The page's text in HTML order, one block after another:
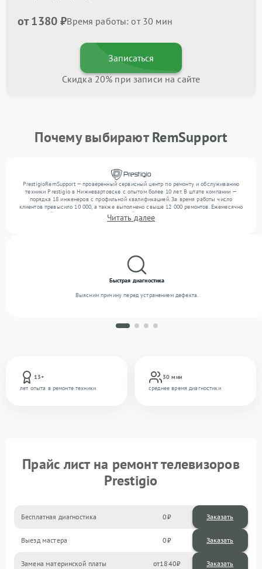
от 1380 ₽Время работы: от 30 мин
Записаться
Скидка 20% при записи на сайте
Почему выбираютRemSupport
PrestigioRemSupport — проверенный сервисный центр по ремонту и обслуживанию
техники Prestigio в Нижневартовске с опытом более 10 лет. В штате компании —
порядка 18 инженеров с профильной квалификацией. За время работы число
клиентов превысило 10 000, а также выполнено свыше 12 000 ремонтов. Ежемесячно
в сервисный центр поступает от 300 устройств, включая , , . Мы работаем с широким
спектром неисправностей и предлагаем стабильный уровень сервиса благодаря
Читать далее
13+
лет опыта в ремонте техники
30 мин
среднее время диагностики
Быстрая диагностика
Выясним причину перед устранением дефекта.
Прайс лист на ремонт телевизоров
Prestigio
Бесплатная диагностика 0 Заказать
Выезд мастера 0 Заказать
Замена материнской платы 1840